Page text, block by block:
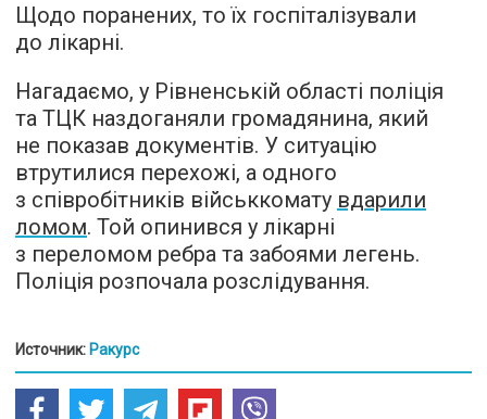
Щодо поранених, то їх госпіталізували
до лікарні.
Нагадаємо, у Рівненській області поліція
та ТЦК наздоганяли громадянина, який
не показав документів. У ситуацію
втрутилися перехожі, а одного
з співробітників військкомату вдарили
ломом. Той опинився у лікарні
з переломом ребра та забоями легень.
Поліція розпочала розслідування.
Источник: Ракурс